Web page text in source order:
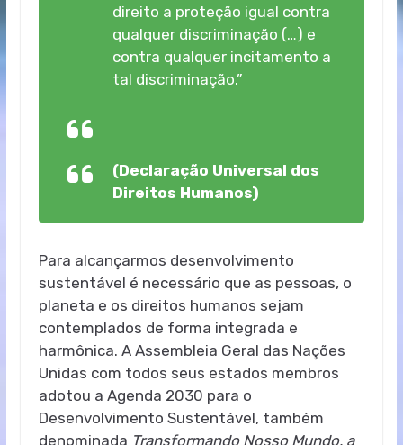
direito a proteção igual contra
qualquer discriminação (…) e
contra qualquer incitamento a
tal discriminação.”
(Declaração Universal dos
Direitos Humanos)
Para alcançarmos desenvolvimento
sustentável é necessário que as pessoas, o
planeta e os direitos humanos sejam
contemplados de forma integrada e
harmônica. A Assembleia Geral das Nações
Unidas com todos seus estados membros
adotou a Agenda 2030 para o
Desenvolvimento Sustentável, também
denominada Transformando Nosso Mundo, a